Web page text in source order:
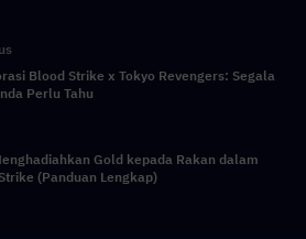
Blood Strike x Tokyo Revengers: Segala
Perlu Tahu
Gold kepada Rakan dalam
(Panduan Lengkap)